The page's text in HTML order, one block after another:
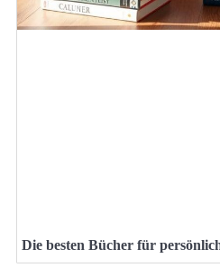
Die besten Bücher für